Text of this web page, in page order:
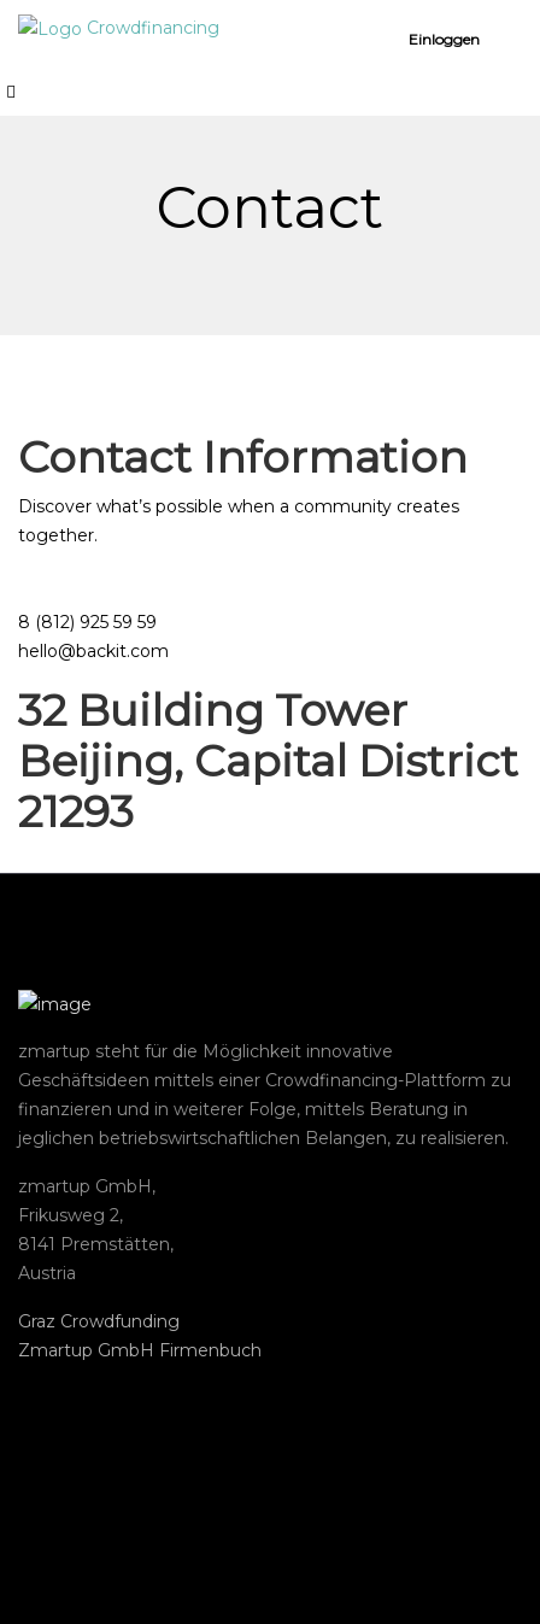
Crowdfinancing
Einloggen
Contact
Contact Information
Discover what’s possible when a community creates
together.
8 (812) 925 59 59
hello@backit.com
32 Building Tower
Beijing, Capital District
21293
zmartup steht für die Möglichkeit innovative
Geschäftsideen mittels einer Crowdfinancing-Plattform zu
finanzieren und in weiterer Folge, mittels Beratung in
jeglichen betriebswirtschaftlichen Belangen, zu realisieren.
zmartup GmbH,
Frikusweg 2,
8141 Premstätten,
Austria
Graz Crowdfunding
Zmartup GmbH Firmenbuch